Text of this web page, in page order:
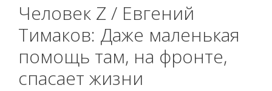
Человек Z / Евгений
Тимаков: Даже маленькая
помощь там, на фронте,
спасает жизни